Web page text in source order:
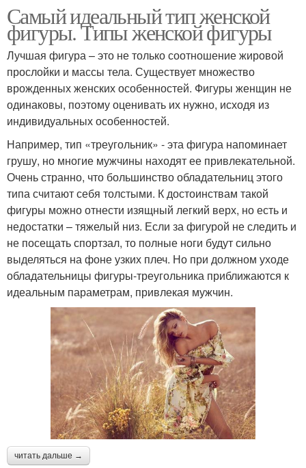
Самый идеальный тип женской
фигуры. Типы женской фигуры
Лучшая фигура – это не только соотношение жировой
прослойки и массы тела. Существует множество
врожденных женских особенностей. Фигуры женщин не
одинаковы, поэтому оценивать их нужно, исходя из
индивидуальных особенностей.
Например, тип «треугольник» - эта фигура напоминает
грушу, но многие мужчины находят ее привлекательной.
Очень странно, что большинство обладательниц этого
типа считают себя толстыми. К достоинствам такой
фигуры можно отнести изящный легкий верх, но есть и
недостатки – тяжелый низ. Если за фигурой не следить и
не посещать спортзал, то полные ноги будут сильно
выделяться на фоне узких плеч. Но при должном уходе
обладательницы фигуры-треугольника приближаются к
идеальным параметрам, привлекая мужчин.
читать дальше →